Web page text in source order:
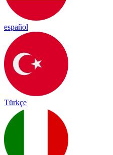
español
Türkçe